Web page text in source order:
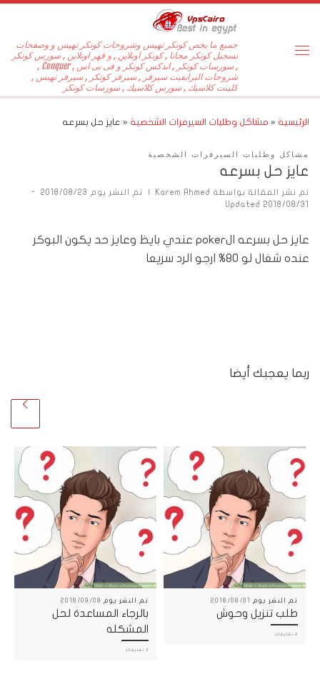
جميع ما يخص كونكر تهيس وشروحات كونكر تهيس و وصفحات
تسجيل كونكر مجانا , كونكر اونلاين , و قهر اونلاين , سورس كونكر
, سورسات كونكر , اندكس كونكر و فى بى اس , Conquer ,
شروحات البرايفيت سيرفر , سيرفر كونكر , سيرفر تهيس ,
كلينت كلاسيك , سورس كلاسيك , سورسات كونكر
الرئيسية « مشاكل وطلبات السيرفرات الشخصية « عايز حل بسرعه
مشاكل وطلبات السيرفرات الشخصية
عايز حل بسرعه
تم نشر المقالة بواسطة Karem Ahmed تم النشر يوم 2018/08/23
-
Updated 2018/08/31
عايز حل بسرعه الpoker عندي بايظ وعايز حد يكون البوكر
عنده شغال لو 80% ارجو الرد سريعا
ربما يعجبك أيضا
تم النشر يوم 2018/09/08
بالرجاء المساعدة لحل
المشكله
3 تعليقات
تم النشر يوم 2018/08/31
طلب تنزيل وحوش
2 تعليقات